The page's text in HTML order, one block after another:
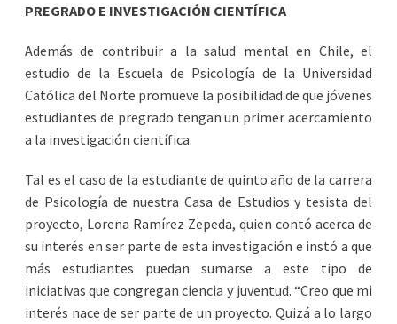
PREGRADO E INVESTIGACIÓN CIENTÍFICA
Además de contribuir a la salud mental en Chile, el
estudio de la Escuela de Psicología de la Universidad
Católica del Norte promueve la posibilidad de que jóvenes
estudiantes de pregrado tengan un primer acercamiento
a la investigación científica.
Tal es el caso de la estudiante de quinto año de la carrera
de Psicología de nuestra Casa de Estudios y tesista del
proyecto, Lorena Ramírez Zepeda, quien contó acerca de
su interés en ser parte de esta investigación e instó a que
más estudiantes puedan sumarse a este tipo de
iniciativas que congregan ciencia y juventud. “Creo que mi
interés nace de ser parte de un proyecto. Quizá a lo largo